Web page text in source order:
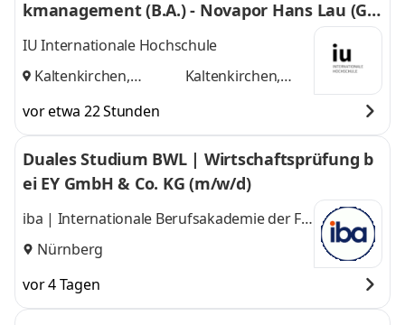
kmanagement (B.A.) - Novapor Hans Lau (G
mbH & Co) KG
IU Internationale Hochschule
Kaltenkirchen,
Kaltenkirchen,
vor etwa 22 Stunden
Duales Studium BWL | Wirtschaftsprüfung b
ei EY GmbH & Co. KG (m/w/d)
iba | Internationale Berufsakademie der F +
U Unternehmensgruppe gGmbH
Nürnberg
vor 4 Tagen